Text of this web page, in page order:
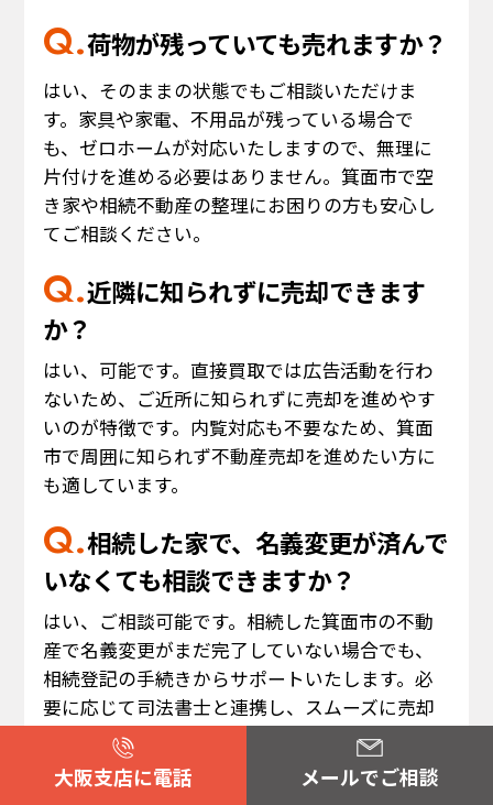
荷物が残っていても売れますか？
はい、そのままの状態でもご相談いただけま
す。家具や家電、不用品が残っている場合で
も、ゼロホームが対応いたしますので、無理に
片付けを進める必要はありません。箕面市で空
き家や相続不動産の整理にお困りの方も安心し
てご相談ください。
近隣に知られずに売却できます
か？
はい、可能です。直接買取では広告活動を行わ
ないため、ご近所に知られずに売却を進めやす
いのが特徴です。内覧対応も不要なため、箕面
市で周囲に知られず不動産売却を進めたい方に
も適しています。
相続した家で、名義変更が済んで
いなくても相談できますか？
はい、ご相談可能です。相続した箕面市の不動
産で名義変更がまだ完了していない場合でも、
相続登記の手続きからサポートいたします。必
要に応じて司法書士と連携し、スムーズに売却
を進められるようお手伝いします。
住宅ローンが残っていますが、買
大阪支店に電話 メールでご相談